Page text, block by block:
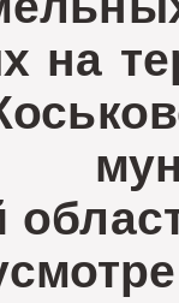
на